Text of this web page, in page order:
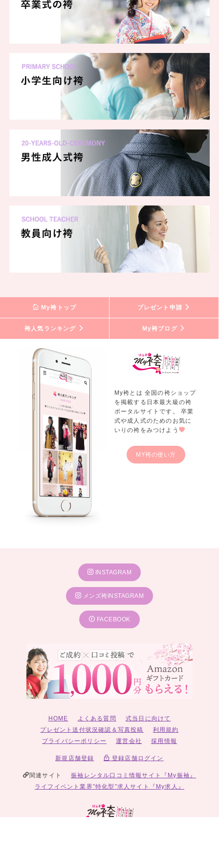
My袴トップ プレゼント申請
袴人気ランキング My袴ブログ
My袴とは 全国の袴ショップ
を掲載する日本最大級の袴
ポータルサイトです。 卒業
式や成人式のためのお気に
いりの袴をみつけよう
MY袴の使い方
INSTAGRAM
メンズ袴INSTAGRAM
FACEBOOK
HOME よくある質問
式当日に向けて
プレゼント送付状況確認＆写真投稿
利用規約
プライバシーポリシー
運営会社 採用情報
新規店舗登録 登録店舗ログイン
関連サイト
振袖レンタル口コミ情報サイト『My振袖』
ライフイベント業界”特化型”求人サイト『My求人』